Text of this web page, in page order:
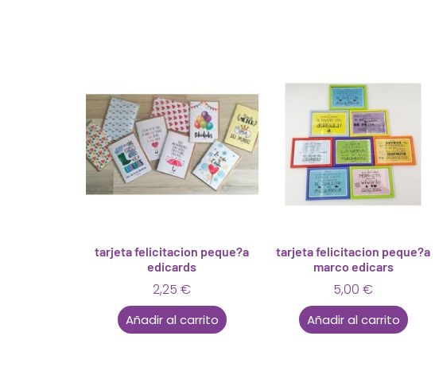
tarjeta felicitacion peque?a
edicards
2,25€
Añadir al carrito
tarjeta felicitacion peque?a
marco edicars
5,00€
Añadir al carrito